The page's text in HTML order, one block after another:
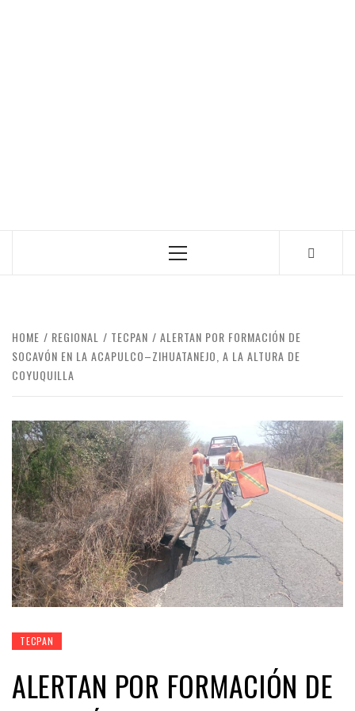
Primary
HOME REGIONAL TECPAN
ALERTAN POR FORMACIÓN DE
SOCAVÓN EN LA ACAPULCO–ZIHUATANEJO, A LA ALTURA DE
COYUQUILLA
TECPAN
ALERTAN POR FORMACIÓN DE